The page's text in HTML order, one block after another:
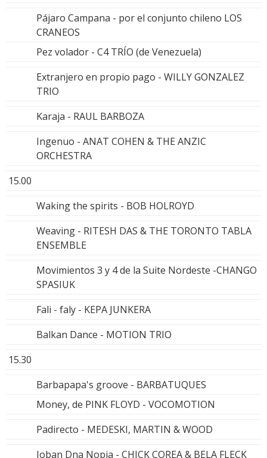
Pájaro Campana - por el conjunto chileno LOS
CRANEOS
Pez volador - C4 TRÍO (de Venezuela)
Extranjero en propio pago - WILLY GONZALEZ
TRIO
Karaja - RAUL BARBOZA
Ingenuo - ANAT COHEN & THE ANZIC
ORCHESTRA
15.00
Waking the spirits - BOB HOLROYD
Weaving - RITESH DAS & THE TORONTO TABLA
ENSEMBLE
Movimientos 3 y 4 de la Suite Nordeste -CHANGO
SPASIUK
Fali - faly - KEPA JUNKERA
Balkan Dance - MOTION TRIO
15.30
Barbapapa's groove - BARBATUQUES
Money, de PINK FLOYD - VOCOMOTION
Padirecto - MEDESKI, MARTIN & WOOD
Joban Dna Nopia - CHICK COREA & BELA FLECK